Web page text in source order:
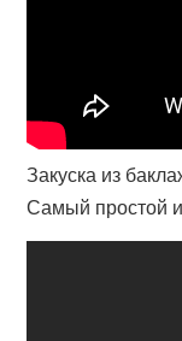
Закуска из
Самый простой